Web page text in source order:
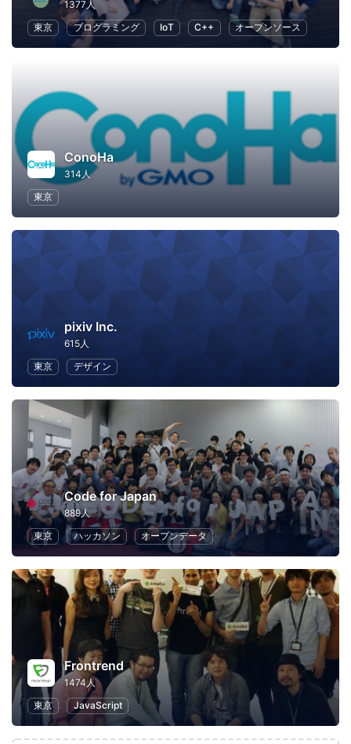
1377人
東京
プログラミング IoT C++ オープンソース
ConoHa
314人
東京
pixiv Inc.
615人
東京
デザイン
Code for Japan
889人
東京
ハッカソン オープンデータ
Frontrend
1474人
東京
JavaScript